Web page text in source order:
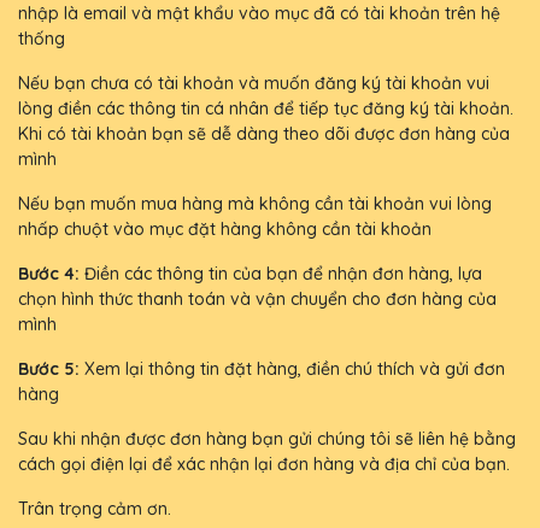
nhập là email và mật khẩu vào mục đã có tài khoản trên hệ
thống
Nếu bạn chưa có tài khoản và muốn đăng ký tài khoản vui
lòng điền các thông tin cá nhân để tiếp tục đăng ký tài khoản.
Khi có tài khoản bạn sẽ dễ dàng theo dõi được đơn hàng của
mình
Nếu bạn muốn mua hàng mà không cần tài khoản vui lòng
nhấp chuột vào mục đặt hàng không cần tài khoản
Bước 4: Điền các thông tin của bạn để nhận đơn hàng, lựa
chọn hình thức thanh toán và vận chuyển cho đơn hàng của
mình
Bước 5: Xem lại thông tin đặt hàng, điền chú thích và gửi đơn
hàng
Sau khi nhận được đơn hàng bạn gửi chúng tôi sẽ liên hệ bằng
cách gọi điện lại để xác nhận lại đơn hàng và địa chỉ của bạn.
Trân trọng cảm ơn.